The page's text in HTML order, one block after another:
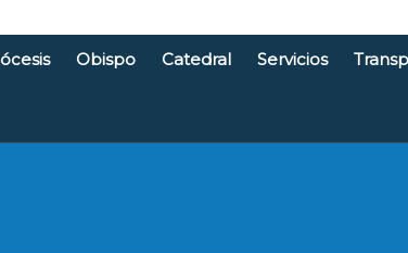
Obispo Catedral Servicios